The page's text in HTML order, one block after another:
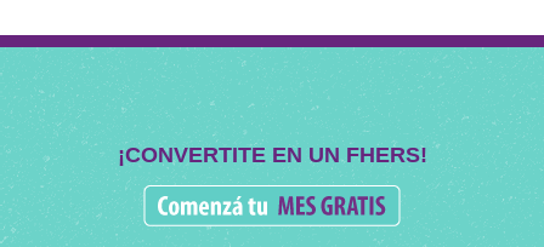
¡CONVERTITE EN UN FHERS!